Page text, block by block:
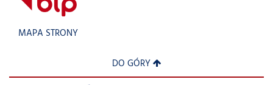
MAPA STRONY
DO GÓRY